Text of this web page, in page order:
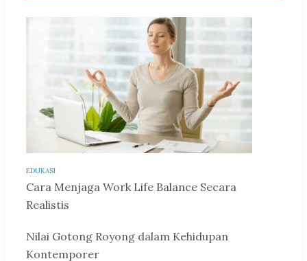
EDUKASI
Cara Menjaga Work Life Balance Secara
Realistis
Nilai Gotong Royong dalam Kehidupan
Kontemporer